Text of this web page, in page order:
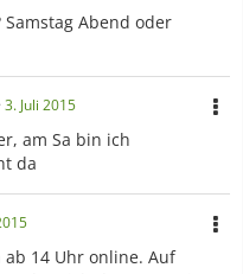
Samstag Abend oder
3. Juli 2015
am Sa bin ich
da
ab 14 Uhr online. Auf